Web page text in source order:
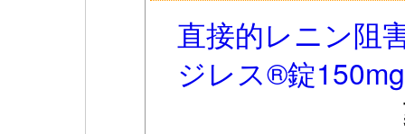
直接的レニン阻
ジレス®錠